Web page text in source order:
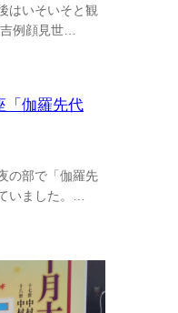
はいそいそと観
例顔見世…
「伽羅先代
の部で「伽羅先
いました。…